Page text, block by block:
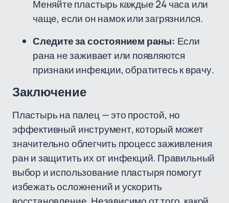
Меняйте пластырь каждые 24 часа или
чаще, если он намок или загрязнился.
Следите за состоянием раны: Если
рана не заживает или появляются
признаки инфекции, обратитесь к врачу.
Заключение
Пластырь на палец — это простой, но
эффективный инструмент, который может
значительно облегчить процесс заживления
ран и защитить их от инфекций. Правильный
выбор и использование пластыря помогут
избежать осложнений и ускорить